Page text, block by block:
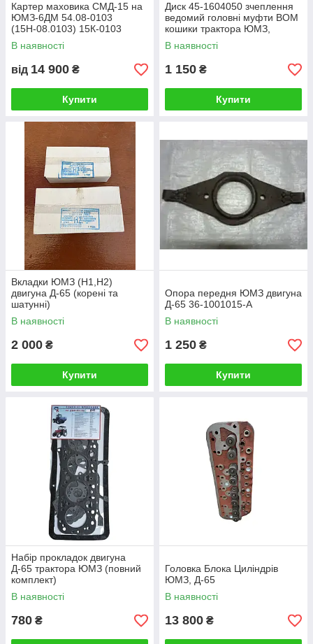
Картер маховика СМД-15 на
ЮМЗ-6ДМ 54.08-0103
(15Н-08.0103) 15К-0103
В наявності
від 14 900 ₴
Купити
Диск 45-1604050 зчеплення
ведомий головні муфти ВОМ
кошики трактора ЮМЗ,
ЮМЗ-6
В наявності
1 150 ₴
Купити
Вкладки ЮМЗ (Н1,Н2)
двигуна Д-65 (корені та
шатунні)
В наявності
2 000 ₴
Купити
Опора передня ЮМЗ двигуна
Д-65 36-1001015-А
В наявності
1 250 ₴
Купити
Набір прокладок двигуна
Д-65 трактора ЮМЗ (повний
комплект)
В наявності
780 ₴
Головка Блока Циліндрів
ЮМЗ, Д-65
В наявності
13 800 ₴